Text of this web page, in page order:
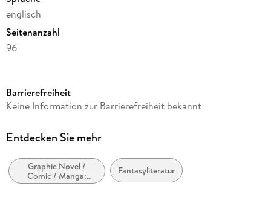
englisch
Seitenanzahl
96
Reihe
David McIntee
Verlag/Hersteller
Barrierefreiheit
Keine Information zur Barrierefreiheit bekannt
Entdecken Sie mehr
Graphic Novel /
Comic / Manga:
Fantasy, Esoterik
Fantasyliteratur